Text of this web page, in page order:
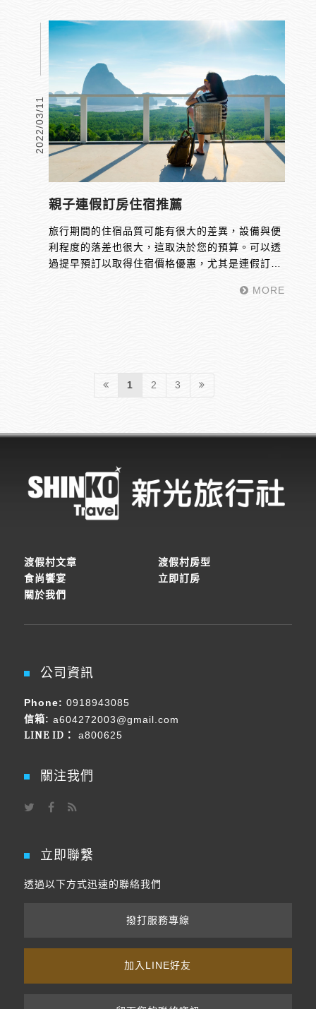
孩子們在住宿期間感到無聊？我們帶您一起了解一
個順利的親子行程該如何準備，以及怎麼挑選親子
飯店。
2022/03/11
親子連假訂房住宿推薦
旅行期間的住宿品質可能有很大的差異，設備與便
利程度的落差也很大，這取決於您的預算。可以透
過提早預訂以取得住宿價格優惠，尤其是連假訂
間以外，也需要寬敞的空間讓他們活動，如果能有
MORE
1 2 3
渡假村文章
渡假村房型
食尚饗宴
立即訂房
關於我們
公司資訊
Phone: 0918943085
信箱: a604272003@gmail.com
LINE ID： a800625
關注我們
立即聯繫
透過以下方式迅速的聯絡我們
撥打服務專線
加入LINE好友